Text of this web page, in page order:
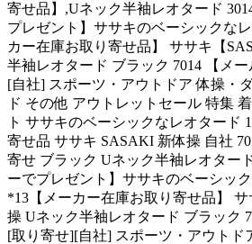
寄せ品】,Uネック半袖レオタード
プレゼント】ササキのベーシックな
カー在庫お取り寄せ品】 ササキ【
半袖レオタード ブラック 7014 【メ
[自社] スポーツ・アウトドア 体操・
ド その他 アウトレットセール 特集
ト ササキのベーシックなレオタード
寄せ品 ササキ SASAKI 新体操 自社
寄せ ブラック Uネック半袖レオター
ーでプレゼント】ササキのベーシッ
*13【メーカー在庫お取り寄せ品】
操 Uネック半袖レオタード ブラック
[取り寄せ][自社] スポーツ・アウトド